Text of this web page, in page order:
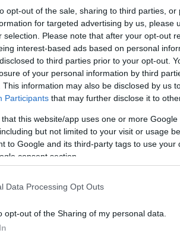
opt-out of the sale, sharing to third parties,
for targeted advertising by us, please
selection. Please note that after your opt-out
interest-based ads based on personal
to third parties prior to your opt-out.
of your personal information by third
This information may also be disclosed by us
Participants that may further disclose it to
that this website/app uses one or more
but not limited to your visit or usage
to Google and its third-party tags to use
consent section.
Data Processing Opt Outs
opt-out of the Sharing of my personal data.
τέσσερις
Ενότητας και 15
μηχανικοί, πολιτικοί
Κατά τις έρευνες